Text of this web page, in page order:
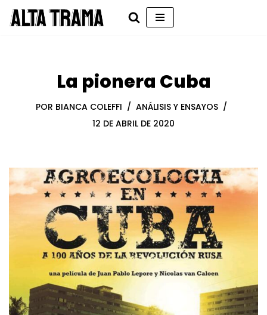
La pionera Cuba
POR BIANCA COLEFFI
ANÁLISIS Y ENSAYOS
12 DE ABRIL DE 2020